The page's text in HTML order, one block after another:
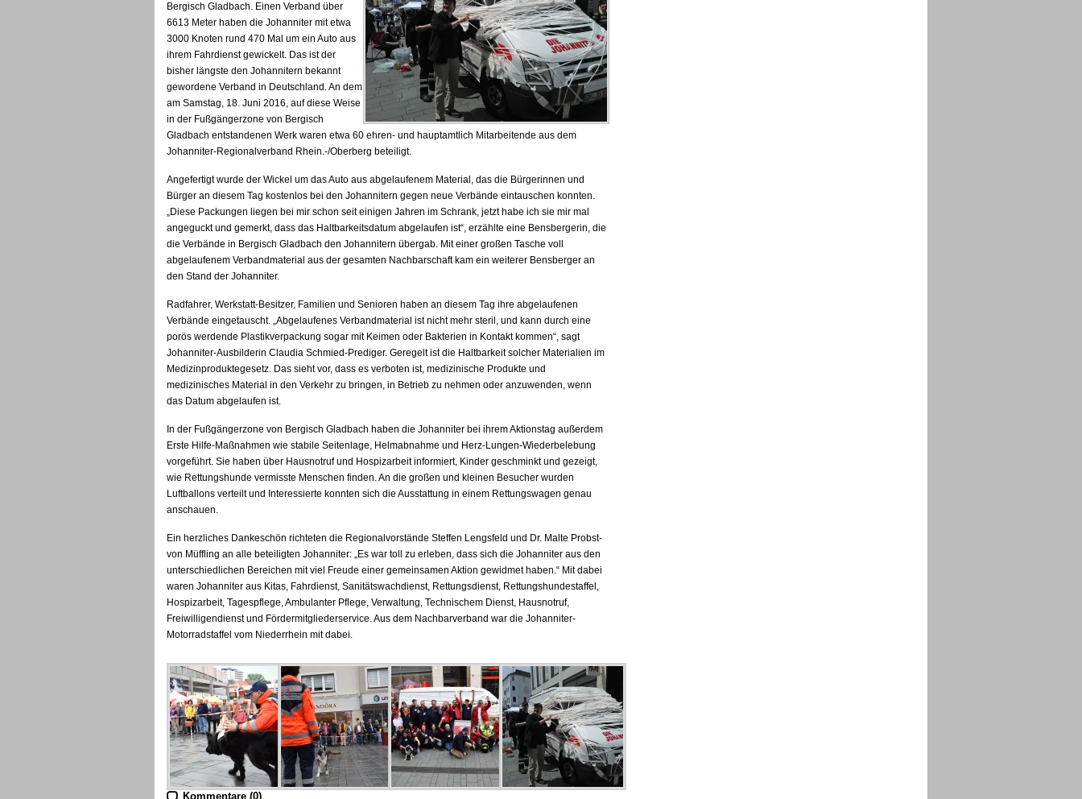
Bergisch Gladbach. Einen Verband über
6613 Meter haben die Johanniter mit etwa
3000 Knoten rund 470 Mal um ein Auto aus
ihrem Fahrdienst gewickelt. Das ist der
bisher längste den Johannitern bekannt
gewordene Verband in Deutschland. An dem
am Samstag, 18. Juni 2016, auf diese Weise
in der Fußgängerzone von Bergisch
Gladbach entstandenen Werk waren etwa 60 ehren- und hauptamtlich Mitarbeitende aus dem
Johanniter-Regionalverband Rhein.-/Oberberg beteiligt.
Angefertigt wurde der Wickel um das Auto aus abgelaufenem Material, das die Bürgerinnen und
Bürger an diesem Tag kostenlos bei den Johannitern gegen neue Verbände eintauschen konnten.
„Diese Packungen liegen bei mir schon seit einigen Jahren im Schrank, jetzt habe ich sie mir mal
angeguckt und gemerkt, dass das Haltbarkeitsdatum abgelaufen ist“, erzählte eine Bensbergerin, die
die Verbände in Bergisch Gladbach den Johannitern übergab. Mit einer großen Tasche voll
abgelaufenem Verbandmaterial aus der gesamten Nachbarschaft kam ein weiterer Bensberger an
den Stand der Johanniter.
Radfahrer, Werkstatt-Besitzer, Familien und Senioren haben an diesem Tag ihre abgelaufenen
Verbände eingetauscht. „Abgelaufenes Verbandmaterial ist nicht mehr steril, und kann durch eine
porös werdende Plastikverpackung sogar mit Keimen oder Bakterien in Kontakt kommen“, sagt
Johanniter-Ausbilderin Claudia Schmied-Prediger. Geregelt ist die Haltbarkeit solcher Materialien im
Medizinproduktegesetz. Das sieht vor, dass es verboten ist, medizinische Produkte und
medizinisches Material in den Verkehr zu bringen, in Betrieb zu nehmen oder anzuwenden, wenn
das Datum abgelaufen ist.
In der Fußgängerzone von Bergisch Gladbach haben die Johanniter bei ihrem Aktionstag außerdem
Erste Hilfe-Maßnahmen wie stabile Seitenlage, Helmabnahme und Herz-Lungen-Wiederbelebung
vorgeführt. Sie haben über Hausnotruf und Hospizarbeit informiert, Kinder geschminkt und gezeigt,
wie Rettungshunde vermisste Menschen finden. An die großen und kleinen Besucher wurden
Luftballons verteilt und Interessierte konnten sich die Ausstattung in einem Rettungswagen genau
anschauen.
Ein herzliches Dankeschön richteten die Regionalvorstände Steffen Lengsfeld und Dr. Malte Probst-
von Müffling an alle beteiligten Johanniter: „Es war toll zu erleben, dass sich die Johanniter aus den
unterschiedlichen Bereichen mit viel Freude einer gemeinsamen Aktion gewidmet haben.“ Mit dabei
waren Johanniter aus Kitas, Fahrdienst, Sanitätswachdienst, Rettungsdienst, Rettungshundestaffel,
Hospizarbeit, Tagespflege, Ambulanter Pflege, Verwaltung, Technischem Dienst, Hausnotruf,
Freiwilligendienst und Fördermitgliederservice. Aus dem Nachbarverband war die Johanniter-
Motorradstaffel vom Niederrhein mit dabei.
Kommentare (0)